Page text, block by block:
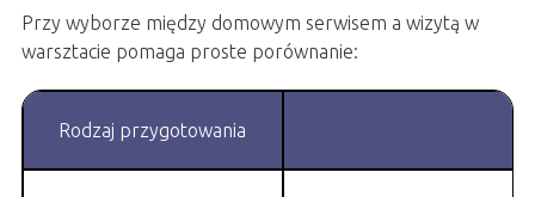
Przy wyborze między domowym serwisem a wizytą w
warsztacie pomaga proste porównanie:
Rodzaj przygotowania